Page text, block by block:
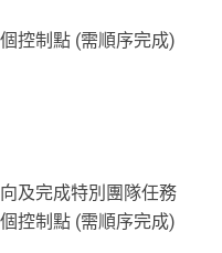
控制點 (需順序完成)
及完成特別團隊任務
控制點 (需順序完成)